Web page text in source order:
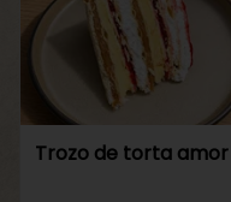
Trozo de torta amor